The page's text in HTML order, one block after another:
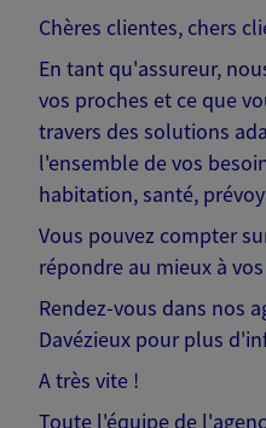
Chères clientes, chers
En tant qu'assureur,
vos proches et ce que
travers des solutions
l'ensemble de vos
habitation, santé,
Vous pouvez compter
répondre au mieux à
Rendez-vous dans nos
Davézieux pour plus
A très vite !
Toute l'équipe de